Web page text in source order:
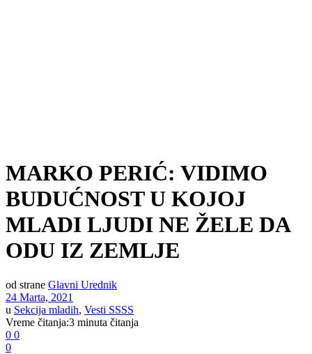
MARKO PERIĆ: VIDIMO
BUDUĆNOST U KOJOJ
MLADI LJUDI NE ŽELE DA
ODU IZ ZEMLJE
od strane Glavni Urednik
24 Marta, 2021
u Sekcija mladih, Vesti SSSS
Vreme čitanja:3 minuta čitanja
0 0
0